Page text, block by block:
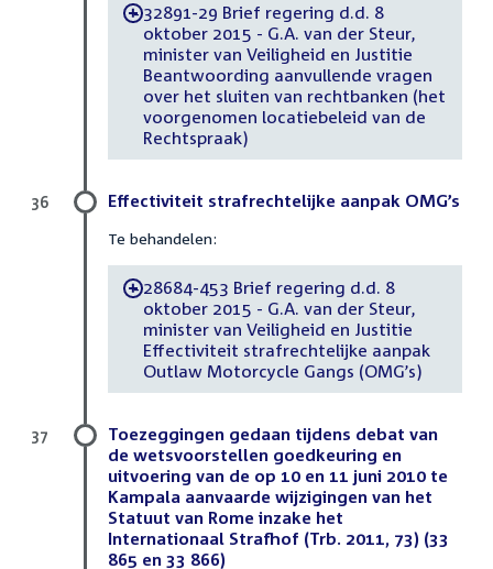
-32891-29 Brief regering d.d. 8
oktober 2015 - G.A. van der Steur,
minister van Veiligheid en Justitie
Beantwoording aanvullende vragen
over het sluiten van rechtbanken (het
voorgenomen locatiebeleid van de
Rechtspraak)
Effectiviteit strafrechtelijke aanpak OMG’s
Te behandelen:
-28684-453 Brief regering d.d. 8
oktober 2015 - G.A. van der Steur,
minister van Veiligheid en Justitie
Effectiviteit strafrechtelijke aanpak
Outlaw Motorcycle Gangs (OMG’s)
36
Toezeggingen gedaan tijdens debat van
de wetsvoorstellen goedkeuring en
uitvoering van de op 10 en 11 juni 2010 te
Kampala aanvaarde wijzigingen van het
Statuut van Rome inzake het
Internationaal Strafhof (Trb. 2011, 73) (33
865 en 33 866)
37